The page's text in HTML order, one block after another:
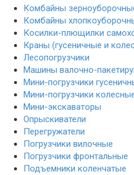
Комбайны
Комбайны
Косилки-плющилки
Краны (гусеничные и
Лесопогрузчики
Машины валочно-
Мини-погрузчики
Мини-погрузчики
Мини-экскаваторы
Опрыскиватели
Перегружатели
Погрузчики вилочные
Погрузчики фронтальные
Подъемники коленчатые